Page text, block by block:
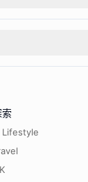
索
Lifestyle